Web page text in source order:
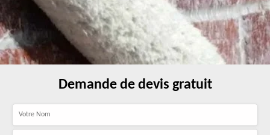
Demande de devis gratuit